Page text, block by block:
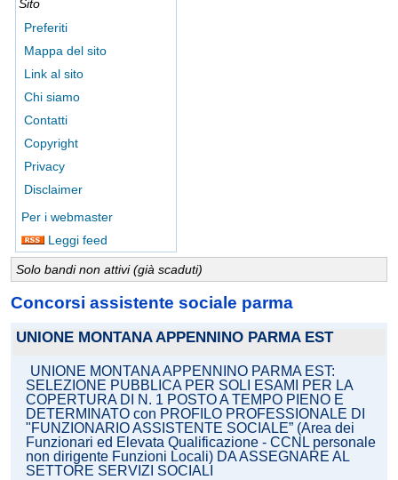
Sito
Preferiti
Mappa del sito
Link al sito
Chi siamo
Contatti
Copyright
Privacy
Disclaimer
Per i webmaster
Leggi feed
Solo bandi non attivi (già scaduti)
Concorsi assistente sociale parma
UNIONE MONTANA APPENNINO PARMA EST
UNIONE MONTANA APPENNINO PARMA EST:
SELEZIONE PUBBLICA PER SOLI ESAMI PER LA
COPERTURA DI N. 1 POSTO A TEMPO PIENO E
DETERMINATO con PROFILO PROFESSIONALE DI
"FUNZIONARIO ASSISTENTE SOCIALE” (Area dei
Funzionari ed Elevata Qualificazione - CCNL personale
non dirigente Funzioni Locali) DA ASSEGNARE AL
SETTORE SERVIZI SOCIALI